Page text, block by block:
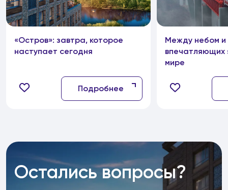
«Остров»: завтра, которое
наступает сегодня
Подробнее
Между небом и
впечатляющих
мире
Остались вопросы?